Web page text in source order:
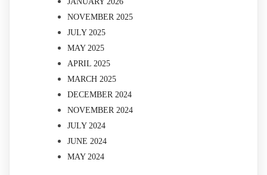
NOVEMBER 2025
JULY 2025
MAY 2025
APRIL 2025
MARCH 2025
DECEMBER 2024
NOVEMBER 2024
JULY 2024
JUNE 2024
MAY 2024